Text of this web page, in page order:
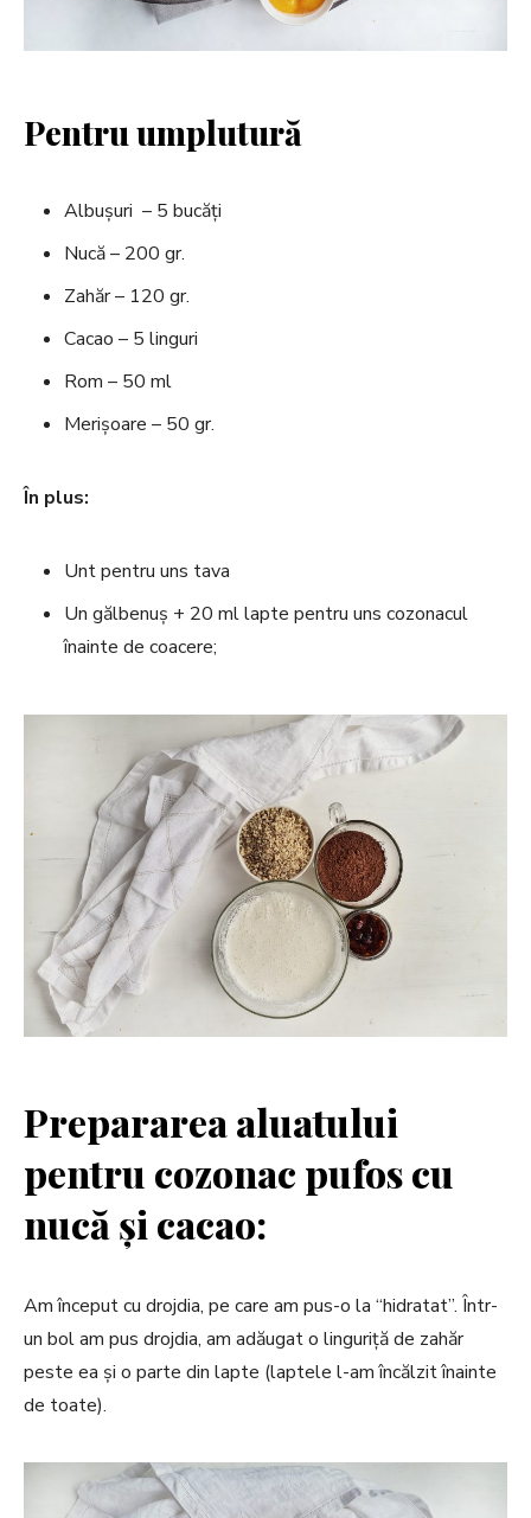
Pentru umplutură
Albușuri – 5 bucăți
Nucă – 200 gr.
Zahăr – 120 gr.
Cacao – 5 linguri
Rom – 50 ml
Merișoare – 50 gr.
În plus:
Unt pentru uns tava
Un gălbenuș + 20 ml lapte pentru uns cozonacul
înainte de coacere;
r
a
d
i
t
i
o
o
x
c
Prepararea aluatului
pentru cozonac pufos cu
nucă și cacao:
Am început cu drojdia, pe care am pus-o la “hidratat”. Într-
un bol am pus drojdia, am adăugat o linguriță de zahăr
peste ea și o parte din lapte (laptele l-am încălzit înainte
de toate).